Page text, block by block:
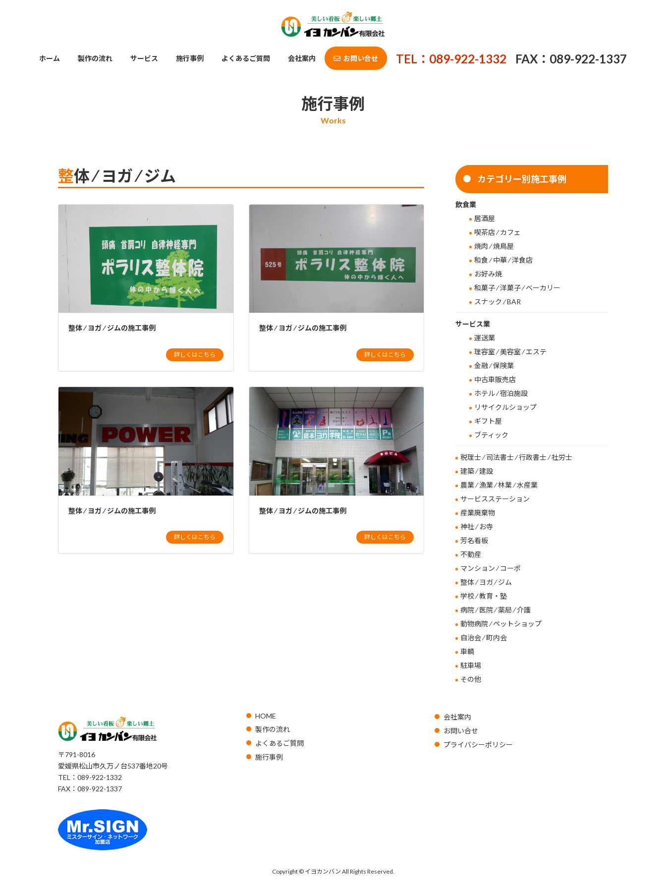
ホーム 製作の流れ サービス 施行事例 よくあるご質問 会社案内 お問い合せ TEL：089-922-1332 FAX：089-922-1337
施行事例
整体 ⁄ ヨガ ⁄ ジム
整体 ⁄ ヨガ ⁄ ジムの施工事例
詳しくはこちら
整体 ⁄ ヨガ ⁄ ジムの施工事例
詳しくはこちら
整体 ⁄ ヨガ ⁄ ジムの施工事例
詳しくはこちら
整体 ⁄ ヨガ ⁄ ジムの施工事例
詳しくはこちら
カテゴリー別施工事例
飲食業
居酒屋
喫茶店 ⁄ カフェ
焼肉 ⁄ 焼鳥屋
和食 ⁄ 中華 ⁄ 洋食店
お好み焼
和菓子 ⁄ 洋菓子 ⁄ ベーカリー
スナック ⁄ BAR
サービス業
運送業
理容室 ⁄ 美容室 ⁄ エステ
金融 ⁄ 保険業
中古車販売店
ホテル ⁄ 宿泊施設
リサイクルショップ
ギフト屋
ブティック
税理士 ⁄ 司法書士 ⁄ 行政書士 ⁄ 社労士
建築 ⁄ 建設
農業 ⁄ 漁業 ⁄ 林業 ⁄ 水産業
サービスステーション
産業廃棄物
神社 ⁄ お寺
芳名看板
不動産
マンション ⁄ コーポ
整体 ⁄ ヨガ ⁄ ジム
学校 ⁄ 教育・塾
病院 ⁄ 医院 ⁄ 薬局 ⁄ 介護
動物病院 ⁄ ペットショップ
自治会 ⁄ 町内会
車輌
駐車場
その他
〒791-8016
愛媛県松山市久万ノ台537番地20号
TEL：089-922-1332
FAX：089-922-1337
HOME
製作の流れ
よくあるご質問
施行事例
会社案内
お問い合せ
プライバシーポリシー
Copyright © イヨカンバン All Rights Reserved.